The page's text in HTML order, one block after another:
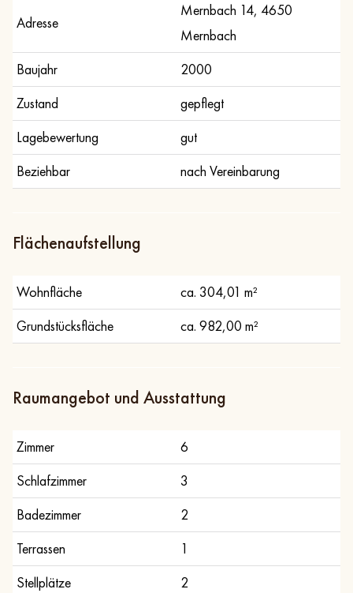
Adresse
Mernbach 14, 4650
Mernbach
Baujahr
2000
Zustand
gepflegt
Lagebewertung
gut
Beziehbar
nach Vereinbarung
Flächenaufstellung
Wohnfläche
ca. 304,01 m²
Grundstücksfläche
ca. 982,00 m²
Raumangebot und Ausstattung
Zimmer
6
Schlafzimmer
3
Badezimmer
2
Terrassen
1
Stellplätze
2